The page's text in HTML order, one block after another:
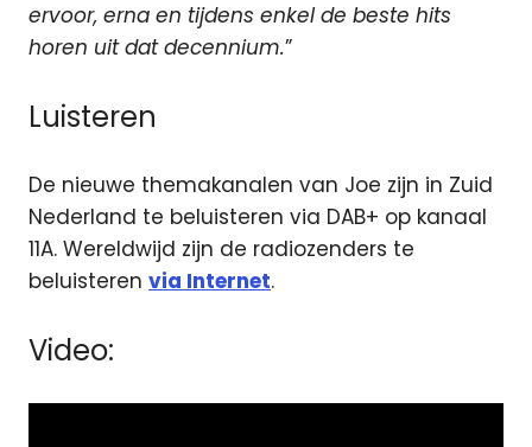
ervoor, erna en tijdens enkel de beste hits
horen uit dat decennium.”
Luisteren
De nieuwe themakanalen van Joe zijn in Zuid
Nederland te beluisteren via DAB+ op kanaal
11A. Wereldwijd zijn de radiozenders te
beluisteren via Internet.
Video: